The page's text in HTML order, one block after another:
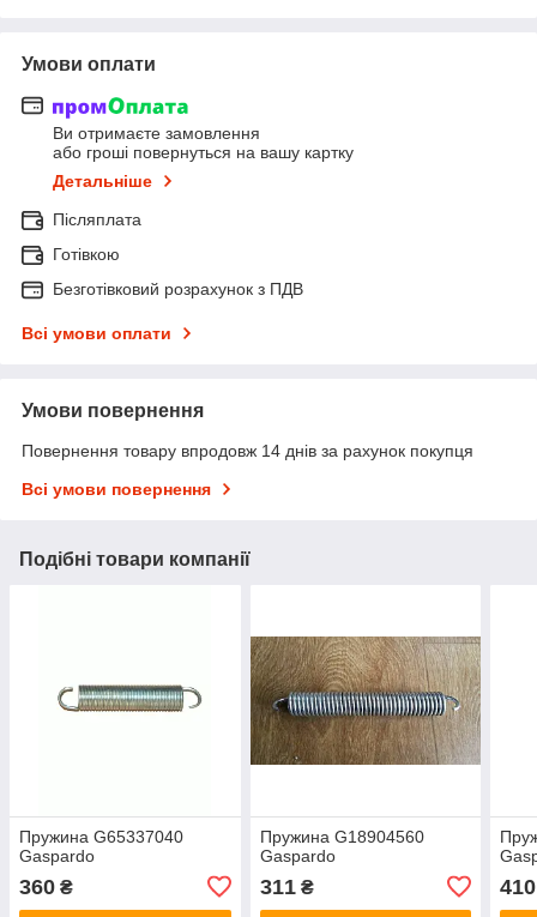
Умови оплати
Ви отримаєте замовлення
або гроші повернуться на вашу картку
Детальніше
Післяплата
Готівкою
Безготівковий розрахунок з ПДВ
Всі умови оплати
Умови повернення
Повернення товару впродовж 14 днів за рахунок покупця
Всі умови повернення
Подібні товари компанії
Пружина G65337040
Gaspardo
360 ₴
Пружина G18904560
Gaspardo
311₴ 410